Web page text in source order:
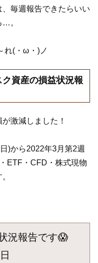
毎週報告できたらいい
…。
れ(・ω・)ノ
資産の損益状況報
激減しました！
)から2022年3月第2週
ETF・CFD・株式現物
況報告です😱